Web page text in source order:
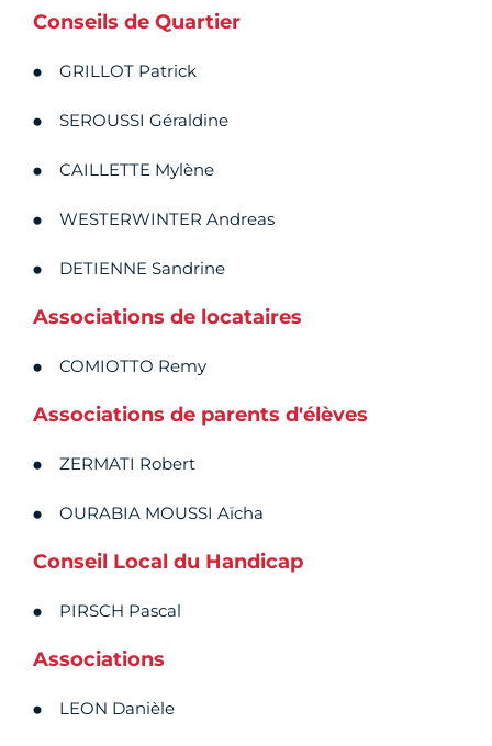
Conseils de Quartier
GRILLOT Patrick
SEROUSSI Géraldine
CAILLETTE Mylène
WESTERWINTER Andreas
DETIENNE Sandrine
Associations de locataires
COMIOTTO Remy
Associations de parents d'élèves
ZERMATI Robert
OURABIA MOUSSI Aïcha
Conseil Local du Handicap
PIRSCH Pascal
Associations
LEON Danièle